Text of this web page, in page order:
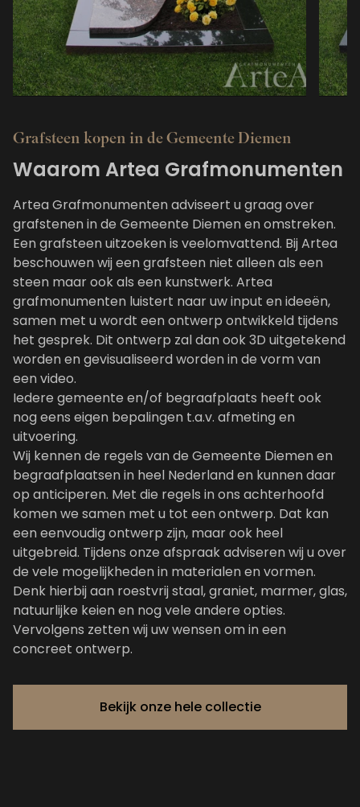
Grafsteen kopen in de Gemeente Diemen
Waarom Artea Grafmonumenten
Artea Grafmonumenten adviseert u graag over
grafstenen in de Gemeente Diemen en omstreken.
Een grafsteen uitzoeken is veelomvattend. Bij Artea
beschouwen wij een grafsteen niet alleen als een
steen maar ook als een kunstwerk. Artea
grafmonumenten luistert naar uw input en ideeën,
samen met u wordt een ontwerp ontwikkeld tijdens
het gesprek. Dit ontwerp zal dan ook 3D uitgetekend
worden en gevisualiseerd worden in de vorm van
een video.
Iedere gemeente en/of begraafplaats heeft ook
nog eens eigen bepalingen t.a.v. afmeting en
uitvoering.
Wij kennen de regels van de Gemeente Diemen en
begraafplaatsen in heel Nederland en kunnen daar
op anticiperen. Met die regels in ons achterhoofd
komen we samen met u tot een ontwerp. Dat kan
een eenvoudig ontwerp zijn, maar ook heel
uitgebreid. Tijdens onze afspraak adviseren wij u over
de vele mogelijkheden in materialen en vormen.
Denk hierbij aan roestvrij staal, graniet, marmer, glas,
natuurlijke keien en nog vele andere opties.
Vervolgens zetten wij uw wensen om in een
concreet ontwerp.
Bekijk onze hele collectie